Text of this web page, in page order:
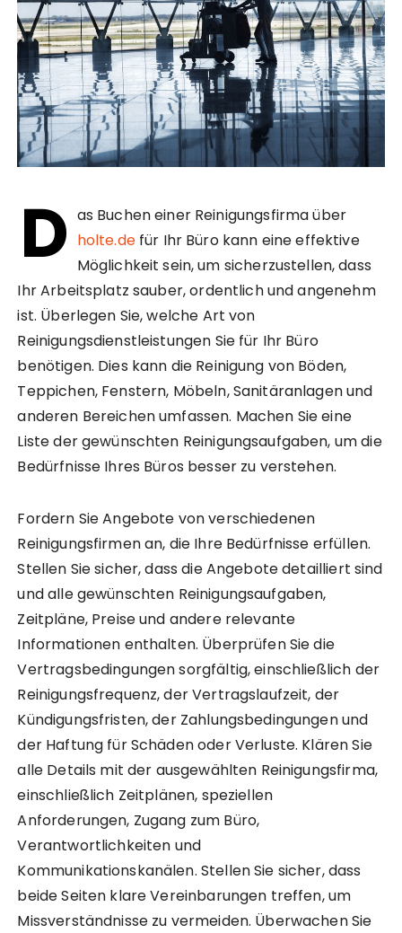
D as Buchen einer Reinigungsfirma über
holte.defür Ihr Büro kann eine effektive
Möglichkeit sein, um sicherzustellen, dass
Ihr Arbeitsplatz sauber, ordentlich und angenehm
ist. Überlegen Sie, welche Art von
Reinigungsdienstleistungen Sie für Ihr Büro
benötigen. Dies kann die Reinigung von Böden,
Teppichen, Fenstern, Möbeln, Sanitäranlagen und
anderen Bereichen umfassen. Machen Sie eine
Liste der gewünschten Reinigungsaufgaben, um die
Bedürfnisse Ihres Büros besser zu verstehen.
Fordern Sie Angebote von verschiedenen
Reinigungsfirmen an, die Ihre Bedürfnisse erfüllen.
Stellen Sie sicher, dass die Angebote detailliert sind
und alle gewünschten Reinigungsaufgaben,
Zeitpläne, Preise und andere relevante
Informationen enthalten. Überprüfen Sie die
Vertragsbedingungen sorgfältig, einschließlich der
Reinigungsfrequenz, der Vertragslaufzeit, der
Kündigungsfristen, der Zahlungsbedingungen und
der Haftung für Schäden oder Verluste. Klären Sie
alle Details mit der ausgewählten Reinigungsfirma,
einschließlich Zeitplänen, speziellen
Anforderungen, Zugang zum Büro,
Verantwortlichkeiten und
Kommunikationskanälen. Stellen Sie sicher, dass
beide Seiten klare Vereinbarungen treffen, um
Missverständnisse zu vermeiden. Überwachen Sie